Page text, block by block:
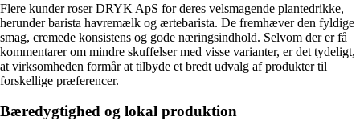
Flere kunder roser DRYK ApS for deres velsmagende plantedrikke,
herunder barista havremælk og ærtebarista. De fremhæver den fyldige
smag, cremede konsistens og gode næringsindhold. Selvom der er få
kommentarer om mindre skuffelser med visse varianter, er det tydeligt,
at virksomheden formår at tilbyde et bredt udvalg af produkter til
forskellige præferencer.
Bæredygtighed og lokal produktion